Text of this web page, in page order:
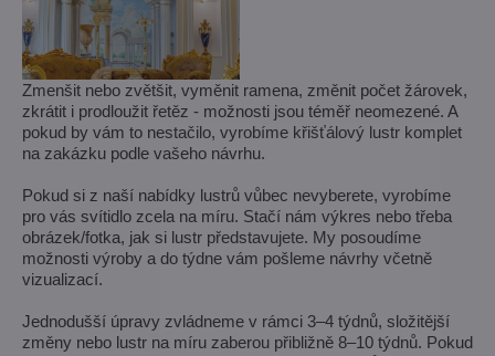
Zmenšit nebo zvětšit, vyměnit ramena, změnit počet žárovek,
zkrátit i prodloužit řetěz - možnosti jsou téměř neomezené. A
pokud by vám to nestačilo, vyrobíme křišťálový lustr komplet
na zakázku podle vašeho návrhu.
Pokud si z naší nabídky lustrů vůbec nevyberete, vyrobíme
pro vás svítidlo zcela na míru. Stačí nám výkres nebo třeba
obrázek/fotka, jak si lustr představujete. My posoudíme
možnosti výroby a do týdne vám pošleme návrhy včetně
vizualizací.
Jednodušší úpravy zvládneme v rámci 3–4 týdnů, složitější
změny nebo lustr na míru zaberou přibližně 8–10 týdnů. Pokud